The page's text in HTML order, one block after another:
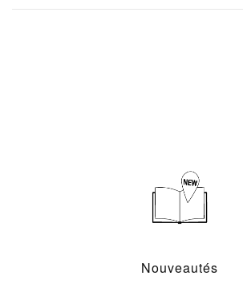
Nouveautés